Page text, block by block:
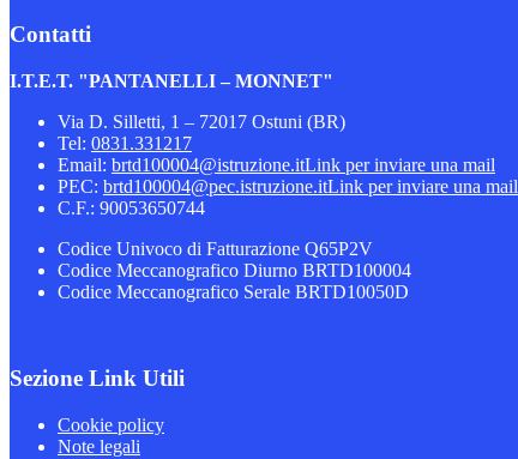
Contatti
I.T.E.T. "PANTANELLI – MONNET"
Via D. Silletti, 1 – 72017 Ostuni (BR)
Tel: 0831.331217
Email: brtd100004@istruzione.itLink per inviare una mail
PEC: brtd100004@pec.istruzione.itLink per inviare una mail
C.F.: 90053650744
Codice Univoco di Fatturazione Q65P2V
Codice Meccanografico Diurno BRTD100004
Codice Meccanografico Serale BRTD10050D
Sezione Link Utili
Cookie policy
Note legali